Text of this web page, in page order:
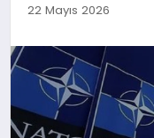
SPOR
TEKNOLOJI
YAŞAM
22 Mayıs 2026